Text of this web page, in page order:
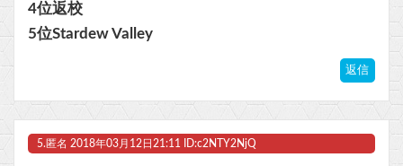
4位返校
5位Stardew Valley
返信
5. 匿名 2018年03月12日21:11 ID:c2NTY2NjQ